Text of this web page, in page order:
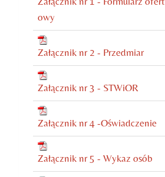
owy
Załącznik nr 2 - Przedmiar
Załącznik nr 3 - STWiOR
Załącznik nr 4 -Oświadczenie
Załącznik nr 5 - Wykaz osób